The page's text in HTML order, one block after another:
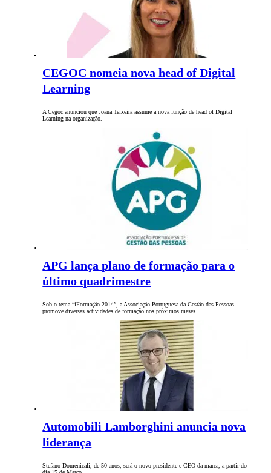
CEGOC nomeia nova head of Digital
Learning
A Cegoc anunciou que Joana Teixeira assume a nova função de head of Digital
Learning na organização.
APG lança plano de formação para o
último quadrimestre
Sob o tema “iFormação 2014”, a Associação Portuguesa da Gestão das Pessoas
promove diversas actividades de formação nos próximos meses.
Automobili Lamborghini anuncia nova
liderança
Stefano Domenicali, de 50 anos, será o novo presidente e CEO da marca, a partir do